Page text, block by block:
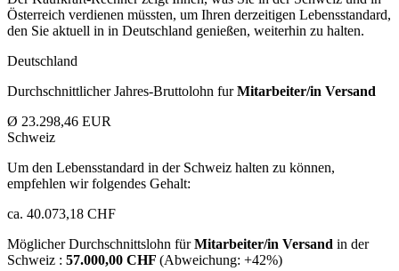
Österreich verdienen müssten, um Ihren derzeitigen Lebensstandard,
den Sie aktuell in in Deutschland genießen, weiterhin zu halten.
Deutschland
Durchschnittlicher Jahres-Bruttolohn furMitarbeiter/in Versand
Ø 23.298,46 EUR
Schweiz
Um den Lebensstandard in der Schweiz halten zu können,
empfehlen wir folgendes Gehalt:
ca. 40.073,18 CHF
Möglicher Durchschnittslohn fürMitarbeiter/in Versand in der
Schweiz : 57.000,00 CHF (Abweichung: +42%)